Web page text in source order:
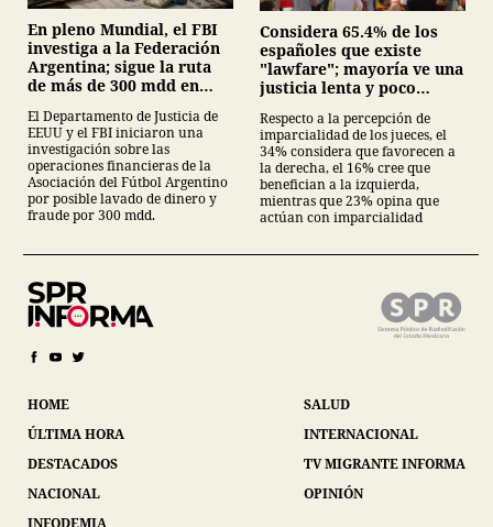
En pleno Mundial, el FBI
investiga a la Federación
Argentina; sigue la ruta
de más de 300 mdd en
El Departamento de Justicia de
EEUU y el FBI iniciaron una
investigación sobre las
operaciones financieras de la
Asociación del Fútbol Argentino
por posible lavado de dinero y
fraude por 300 mdd.
Considera 65.4% de los
españoles que existe
"lawfare"; mayoría ve una
justicia lenta y poco
Respecto a la percepción de
imparcialidad de los jueces, el
34% considera que favorecen a
la derecha, el 16% cree que
benefician a la izquierda,
mientras que 23% opina que
actúan con imparcialidad
HOME
ÚLTIMA HORA
DESTACADOS
NACIONAL
INFODEMIA
SALUD
INTERNACIONAL
TV MIGRANTE INFORMA
OPINIÓN